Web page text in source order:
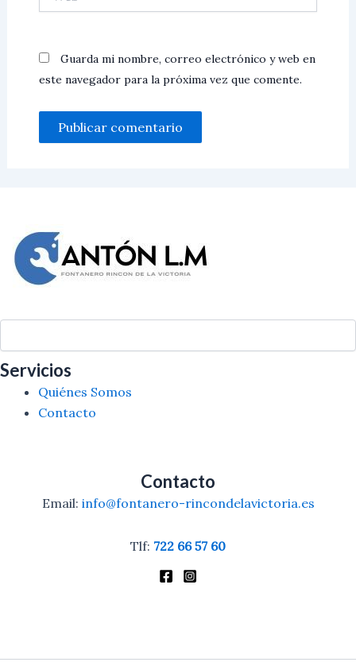
Guarda mi nombre, correo electrónico y web en
este navegador para la próxima vez que comente.
Servicios
Quiénes Somos
Contacto
Contacto
Email: info@fontanero-rincondelavictoria.es
Tlf: 722 66 57 60